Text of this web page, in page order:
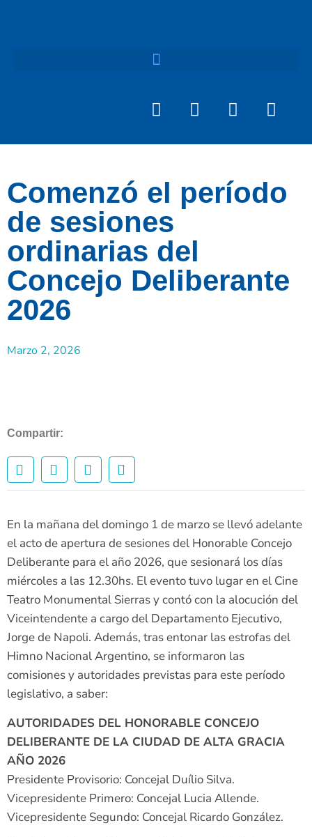
Comenzó el período
de sesiones
ordinarias del
Concejo Deliberante
2026
Marzo 2, 2026
Compartir:
En la mañana del domingo 1 de marzo se llevó adelante
el acto de apertura de sesiones del Honorable Concejo
Deliberante para el año 2026, que sesionará los días
miércoles a las 12.30hs. El evento tuvo lugar en el Cine
Teatro Monumental Sierras y contó con la alocución del
Viceintendente a cargo del Departamento Ejecutivo,
Jorge de Napoli. Además, tras entonar las estrofas del
Himno Nacional Argentino, se informaron las
comisiones y autoridades previstas para este período
legislativo, a saber:
AUTORIDADES DEL HONORABLE CONCEJO
DELIBERANTE DE LA CIUDAD DE ALTA GRACIA
AÑO 2026
Presidente Provisorio: Concejal Duílio Silva.
Vicepresidente Primero: Concejal Lucia Allende.
Vicepresidente Segundo: Concejal Ricardo González.